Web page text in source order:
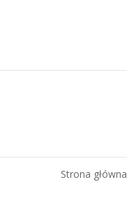
Strona główna